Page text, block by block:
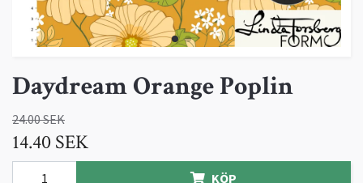
Daydream Orange Poplin
24.00 SEK
14.40 SEK
KÖP